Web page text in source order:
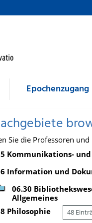
Epochenzugang
Sie die Professoren
Kommunikations-
Information und
06.30
Allgemeines
Philosophie 48